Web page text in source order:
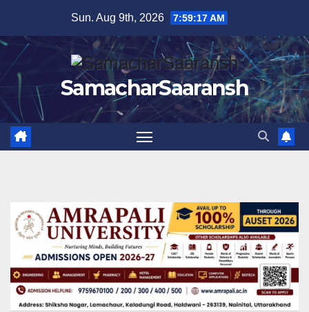
content
Sun. Aug 9th, 2026 7:59:18 AM
SamacharSaaransh